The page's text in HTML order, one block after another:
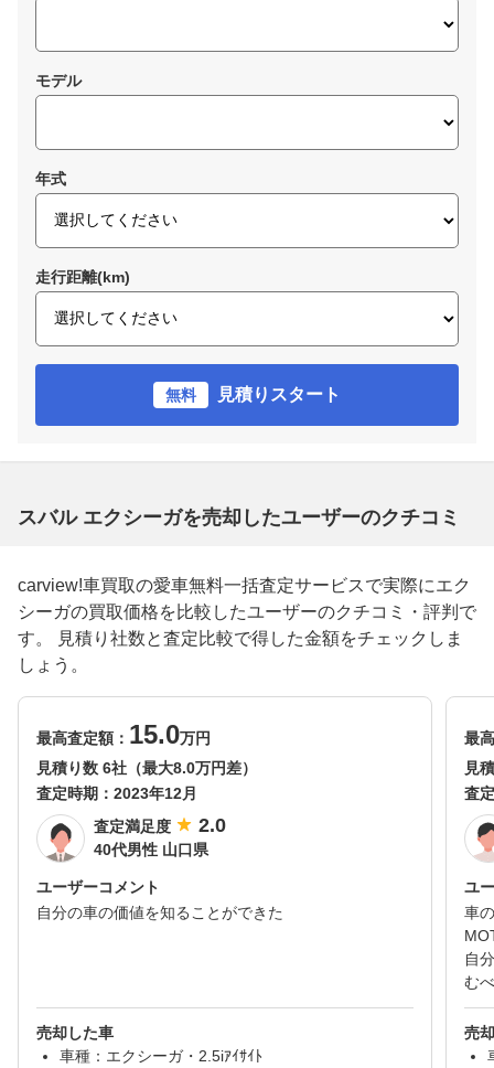
モデル
年式
走行距離(km)
無料 見積りスタート
スバル エクシーガを売却したユーザーのクチコミ
carview!車買取の愛車無料一括査定サービスで実際にエク
シーガの買取価格を比較したユーザーのクチコミ・評判で
す。 見積り社数と査定比較で得した金額をチェックしま
しょう。
最高査定額： 15.0万円
見積り数 6社（最大8.0万円差）
査定時期： 2023年12月
査定満足度
2.0
40代男性 山口県
ユーザーコメント
自分の車の価値を知ることができた
売却した車
車種：エクシーガ・2.5iｱｲｻｲﾄ
最
見
査
ユ
車
自
む
売